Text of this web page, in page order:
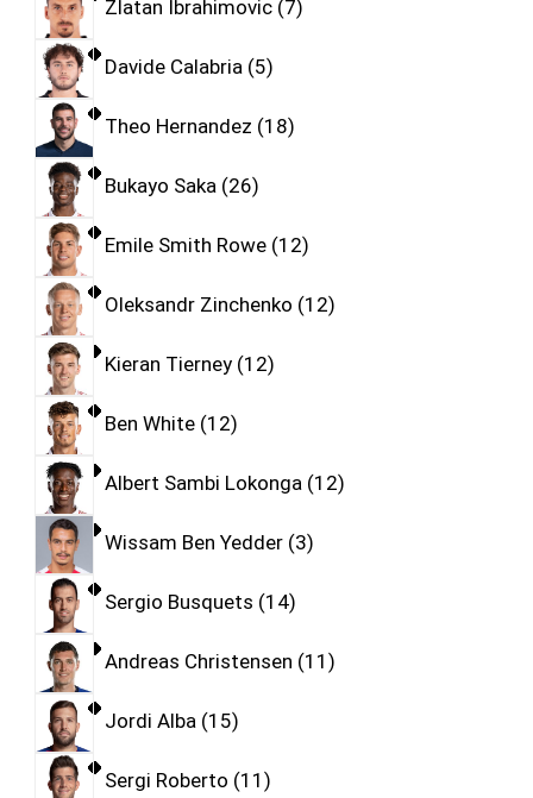
Zlatan Ibrahimovic 7
Davide Calabria 5
Theo Hernandez 18
Bukayo Saka 26
Emile Smith Rowe 12
Oleksandr Zinchenko 12
Kieran Tierney 12
Ben White 12
Albert Sambi Lokonga 12
Wissam Ben Yedder 3
Sergio Busquets 14
Andreas Christensen 11
Jordi Alba 15
Sergi Roberto 11